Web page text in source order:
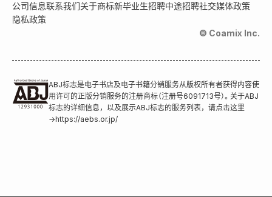
公司信息联系我们关于商标新毕业生招聘中途招聘社交媒体政策
隐私政策
© Coamix Inc.
ABJ标志是电子书店及电子书籍分销服务从版权所有者获得内容使
用许可的正版分销服务的注册商标（注册号6091713号）。关于ABJ
标志的详细信息，以及展示ABJ标志的服务列表，请点击这里
→https://aebs.or.jp/